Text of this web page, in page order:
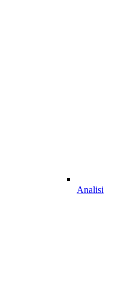
Analisi